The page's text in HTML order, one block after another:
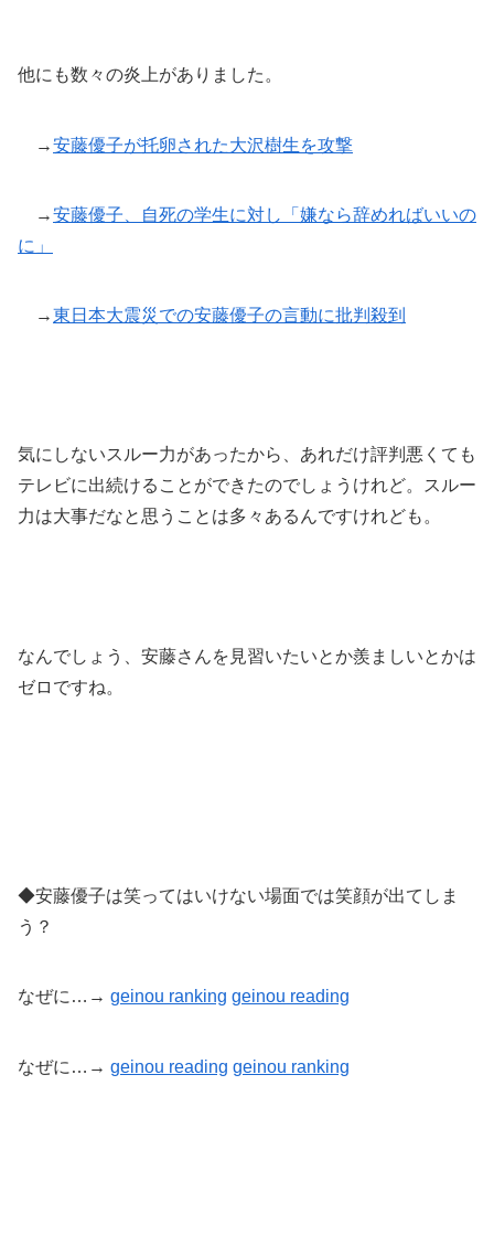
他にも数々の炎上がありました。
→安藤優子が托卵された大沢樹生を攻撃
→安藤優子、自死の学生に対し「嫌なら辞めればいいの
に」
→東日本大震災での安藤優子の言動に批判殺到
気にしないスルー力があったから、あれだけ評判悪くても
テレビに出続けることができたのでしょうけれど。スルー
力は大事だなと思うことは多々あるんですけれども。
なんでしょう、安藤さんを見習いたいとか羨ましいとかは
ゼロですね。
◆安藤優子は笑ってはいけない場面では笑顔が出てしま
う？
なぜに…→ geinou ranking geinou reading
なぜに…→ geinou reading geinou ranking